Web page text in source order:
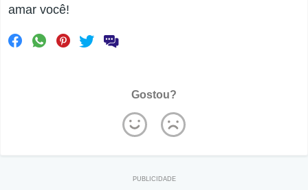
amar você!
Gostou?